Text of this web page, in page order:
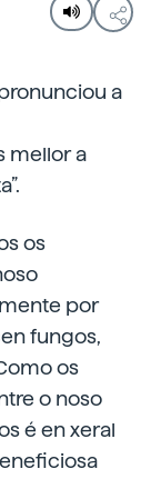
a
mellor a
os
por
fungos,
os
o noso
é en xeral